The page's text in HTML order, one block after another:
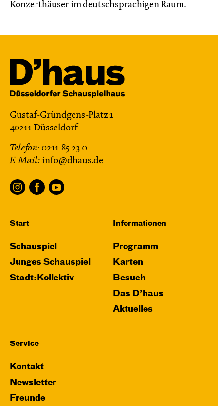
Konzerthäuser im deutschsprachigen Raum.
Gustaf-Gründgens-Platz 1
40211 Düsseldorf
Telefon: 0211.85 23 0
E-Mail: info@dhaus.de
Start
Schauspiel
Junges Schauspiel
Stadt:Kollektiv
Informationen
Programm
Karten
Besuch
Das D’haus
Aktuelles
Service
Kontakt
Newsletter
Freunde